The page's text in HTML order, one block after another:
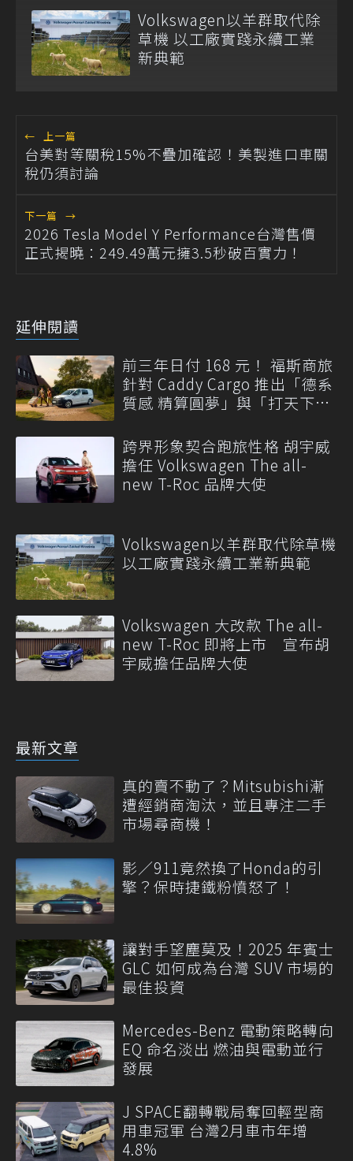
Volkswagen以羊群取代除
草機 以工廠實踐永續工業
新典範
← 上一篇
台美對等關稅15%不疊加確認！美製進口車關
稅仍須討論
下一篇 →
2026 Tesla Model Y Performance台灣售價
正式揭曉：249.49萬元擁3.5秒破百實力！
延伸閱讀
前三年日付 168 元！ 福斯商旅
針對 Caddy Cargo 推出「德系
質感 精算圓夢」與「打天下」
跨界形象契合跑旅性格 胡宇威
擔任 Volkswagen The all-
new T-Roc 品牌大使
Volkswagen以羊群取代除草機
以工廠實踐永續工業新典範
Volkswagen 大改款 The all-
new T-Roc 即將上市 宣布胡
宇威擔任品牌大使
最新文章
真的賣不動了？Mitsubishi漸
遭經銷商淘汰，並且專注二手
市場尋商機！
影／911竟然換了Honda的引
擎？保時捷鐵粉憤怒了！
讓對手望塵莫及！2025 年賓士
GLC 如何成為台灣 SUV 市場的
最佳投資
Mercedes-Benz 電動策略轉向
EQ 命名淡出 燃油與電動並行
發展
J SPACE翻轉戰局奪回輕型商
用車冠軍 台灣2月車市年增
4.8%